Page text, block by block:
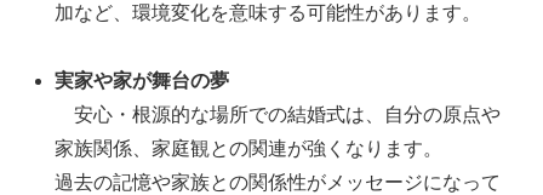
加など、環境変化を意味する可能性があります。
実家や家が舞台の夢
安心・根源的な場所での結婚式は、自分の原点や
家族関係、家庭観との関連が強くなります。
過去の記憶や家族との関係性がメッセージになって